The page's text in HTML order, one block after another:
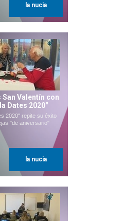
la nucia
Valentín con
Dates 2020"
2020" repite su éxito
"de aniversario"
la nucia